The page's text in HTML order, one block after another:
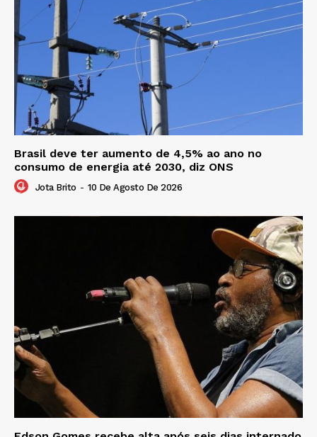
Brasil deve ter aumento de 4,5% ao ano no
consumo de energia até 2030, diz ONS
Jota Brito - 10 De Agosto De 2026